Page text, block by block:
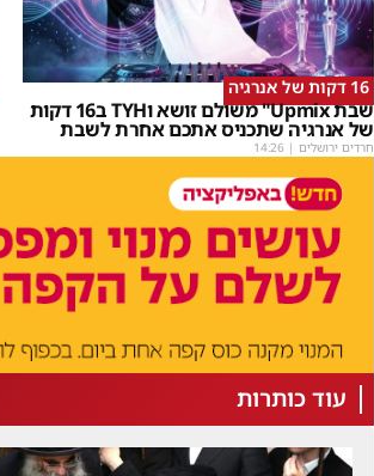
16 דקות של אנרגיה
שבת Upmix" משולם זושא וTYH ב16 דקות
של אנרגיה שתכניס אתכם אחרת לשבת
חרדים ירושלים |
14:26
עוד כותרות